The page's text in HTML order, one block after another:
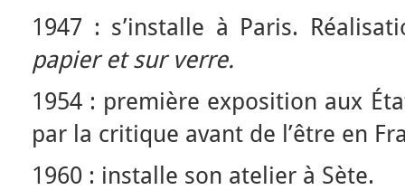
1947 : s’installe à Paris.
papier et sur verre.
1954 : première exposition aux
par la critique avant de l’être en
1960 : installe son atelier à Sète.